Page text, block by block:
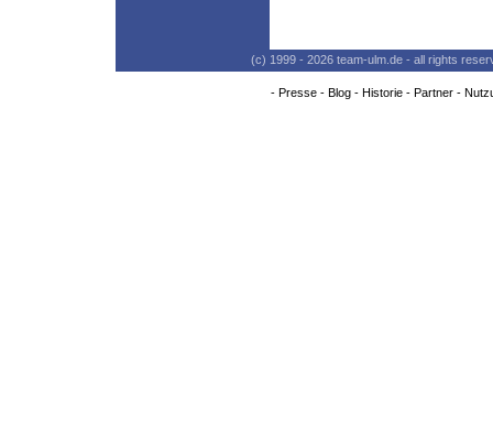
(c) 1999 - 2026 team-ulm.de - all rights
- Presse- Blog- Historie- Partner-